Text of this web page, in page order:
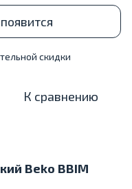
скидки
К сравнению
Beko BBIM